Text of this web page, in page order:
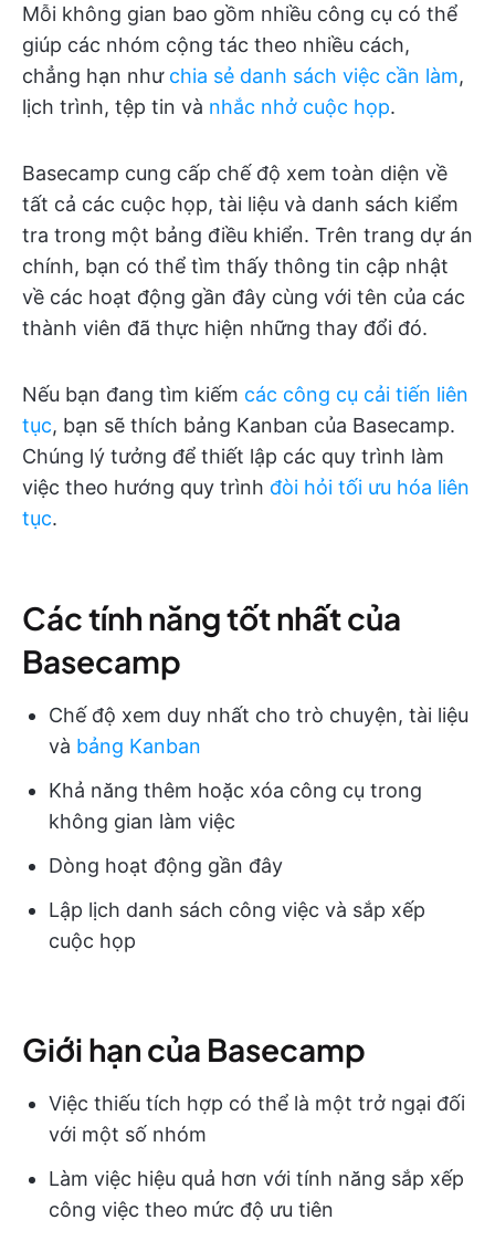
Mỗi không gian bao gồm nhiều công cụ có thể
giúp các nhóm cộng tác theo nhiều cách,
chẳng hạn như chia sẻ danh sách việc cần làm,
lịch trình, tệp tin và nhắc nhở cuộc họp.
Basecamp cung cấp chế độ xem toàn diện về
tất cả các cuộc họp, tài liệu và danh sách kiểm
tra trong một bảng điều khiển. Trên trang dự án
chính, bạn có thể tìm thấy thông tin cập nhật
về các hoạt động gần đây cùng với tên của các
thành viên đã thực hiện những thay đổi đó.
Nếu bạn đang tìm kiếm các công cụ cải tiến liên
tục, bạn sẽ thích bảng Kanban của Basecamp.
Chúng lý tưởng để thiết lập các quy trình làm
việc theo hướng quy trình đòi hỏi tối ưu hóa liên
tục.
Các tính năng tốt nhất của
Basecamp
Chế độ xem duy nhất cho trò chuyện, tài liệu
và bảng Kanban
Khả năng thêm hoặc xóa công cụ trong
không gian làm việc
Dòng hoạt động gần đây
Lập lịch danh sách công việc và sắp xếp
cuộc họp
Giới hạn của Basecamp
Việc thiếu tích hợp có thể là một trở ngại đối
với một số nhóm
Làm việc hiệu quả hơn với tính năng sắp xếp
công việc theo mức độ ưu tiên